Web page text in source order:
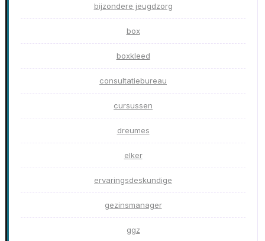
bijzondere jeugdzorg
box
boxkleed
consultatiebureau
cursussen
dreumes
elker
ervaringsdeskundige
gezinsmanager
ggz